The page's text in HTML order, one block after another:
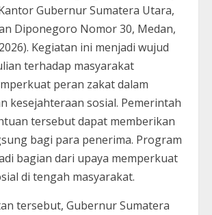
Gubernur Sumatera Utara,
Diponegoro Nomor 30, Medan,
Kegiatan ini menjadi wujud
terhadap masyarakat
peran zakat dalam
kesejahteraan sosial. Pemerintah
tersebut dapat memberikan
bagi para penerima. Program
bagian dari upaya memperkuat
di tengah masyarakat.
tersebut, Gubernur Sumatera